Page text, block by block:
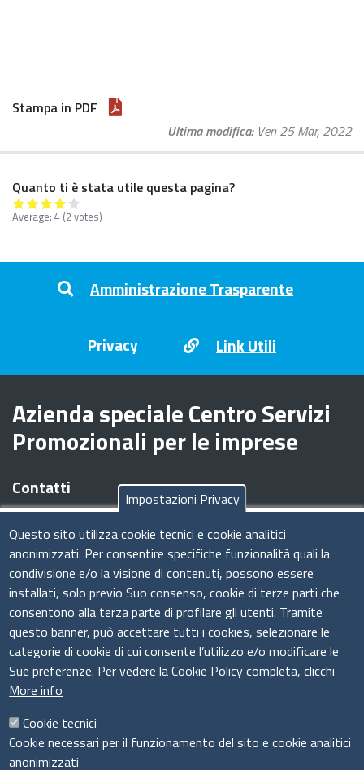
Stampa in PDF
Ultima modifica Ven 25 Mar, 2022
Quanto ti è stata utile questa pagina?
Average: 4 (2votes)
Amministrazione Trasparente
Privacy Link Utili
Azienda speciale Centro Servizi
Promozionali per le imprese
Contatti
Cagliari (CA)
Tel:070.34961
Codice Fiscale e Partita IVA:03011440926
E-Mail:amministrazione@csimprese.it
Pec: amministrazione@pec.csimprese.it
Sito web: www.csimprese.it
Seguici su
Impostazioni Privacy
Questo sito utilizza cookie tecnici e cookie analitici
anonimizzati. Per consentire specifiche funzionalità quali la
condivisione e/o la visione di contenuti, possono essere
installati, solo previo Suo consenso, cookie di terze parti che
consentono alla terza parte di profilare gli utenti. Tramite
questo banner, può accettare tutti i cookies, selezionare le
categorie di cookie di cui consente l’utilizzo e/o modificare le
Sue preferenze. Per vedere la Cookie Policy completa, clicchi
More info
Cookie tecnici
Cookie necessari per il funzionamento del sito e cookie analitici
anonimizzati